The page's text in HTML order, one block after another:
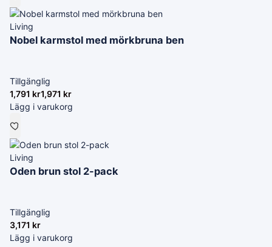
Living
Nobel karmstol med mörkbruna ben
Tillgänglig
1,791 kr1,971 kr
Lägg i varukorg
Living
Oden brun stol 2-pack
Tillgänglig
3,171 kr
Lägg i varukorg